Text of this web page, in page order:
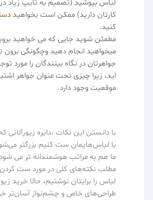
لباس بپوشید (تصمیم به تایپ زیاد
کارتان دارید) ممکن است بخواهید
کنید.
مطمئن شوید جایی که می خواهید
میخواهید انجام دهید وچگونگی برون
جواهرتان در نگاه بینندگان را مورد
اید، زیرا چیزی تحت عنوان جواهر
موقعیت وجود دارد.
با دانستن این نکات ،دایره زیورآلاتی
با لباس‌هایمان ست کنیم بزرگتر
ما هم به مراتب هوشمندانه تر می
مطلب نکته‌های کلی در مورد ست کردن
لباس‌ را برایتان نوشتیم، حالا خرید
طراحی‌های خاص و چشم‌نواز آسان‌تر